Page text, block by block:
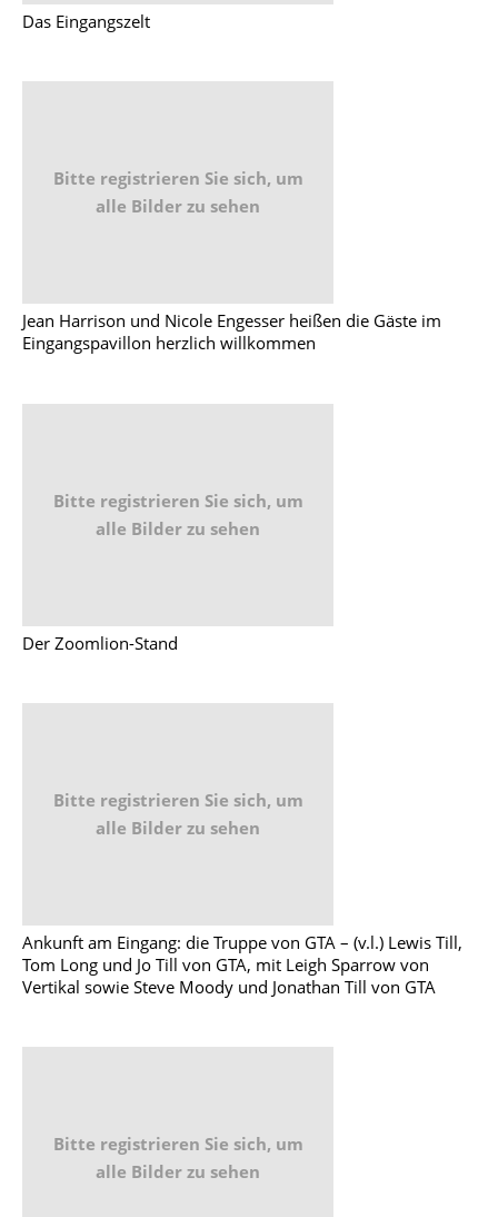
Das Eingangszelt
Bitte registrieren Sie sich, um
alle Bilder zu sehen
Jean Harrison und Nicole Engesser heißen die Gäste im
Eingangspavillon herzlich willkommen
Bitte registrieren Sie sich, um
alle Bilder zu sehen
Der Zoomlion-Stand
Bitte registrieren Sie sich, um
alle Bilder zu sehen
Ankunft am Eingang: die Truppe von GTA – (v.l.) Lewis Till,
Tom Long und Jo Till von GTA, mit Leigh Sparrow von
Vertikal sowie Steve Moody und Jonathan Till von GTA
Bitte registrieren Sie sich, um
alle Bilder zu sehen